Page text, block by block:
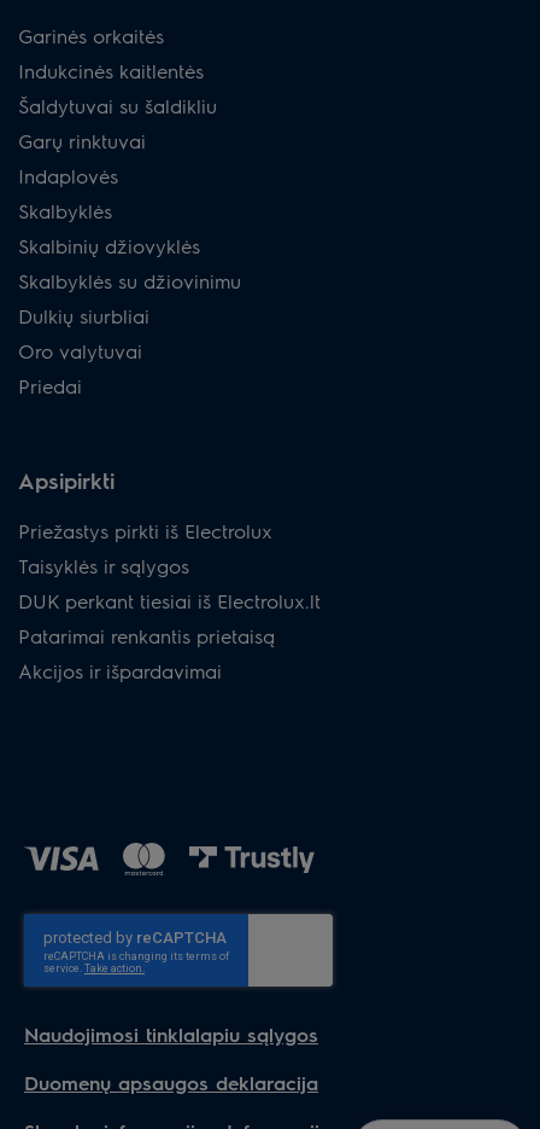
Garinės orkaitės
Indukcinės kaitlentės
Šaldytuvai su šaldikliu
Garų rinktuvai
Indaplovės
Skalbyklės
Skalbinių džiovyklės
Skalbyklės su džiovinimu
Dulkių siurbliai
Oro valytuvai
Priedai
Apsipirkti
Priežastys pirkti iš Electrolux
Taisyklės ir sąlygos
DUK perkant tiesiai iš Electrolux.lt
Patarimai renkantis prietaisą
Akcijos ir išpardavimai
Naudojimosi tinklalapiu sąlygos
Duomenų apsaugos deklaracija